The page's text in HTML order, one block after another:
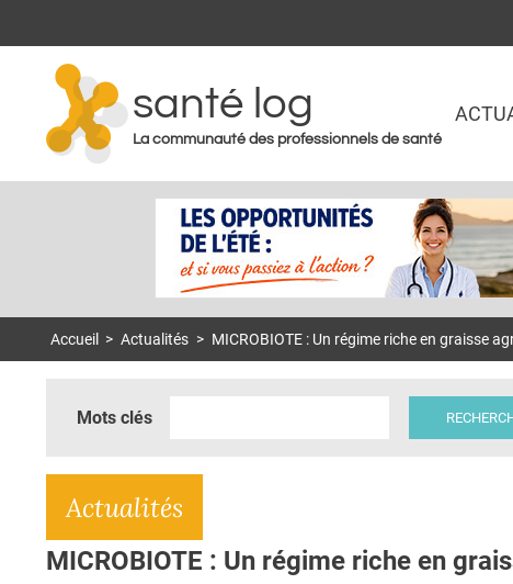
santé log
La communauté des professionnels de santé
Accueil > Actualités > MICROBIOTE : Un régime riche en graisse
Mots clés
Actualités
MICROBIOTE : Un régime riche en